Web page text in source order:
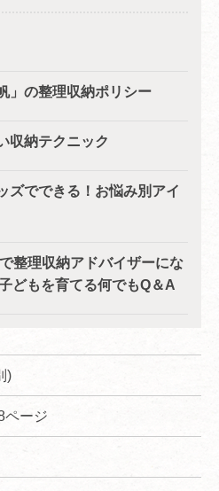
」の整理収納ポリシー
収納テクニック
ズでできる！お悩み別アイ
整理収納アドバイザーにな
どもを育てる何でもQ＆A
)
ページ